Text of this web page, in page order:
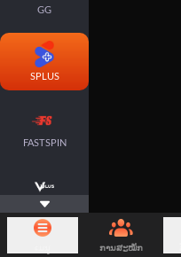
GG
SPLUS
FASTSPIN
VPLUS
ການສະໝັກ